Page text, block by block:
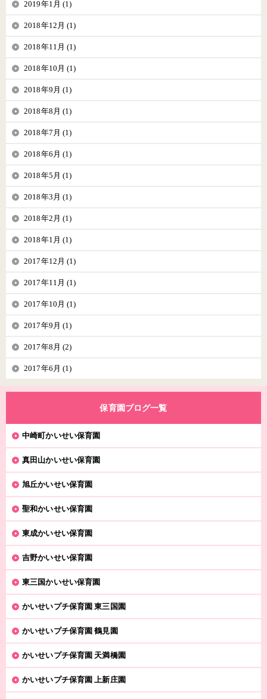
2019年1月 (1)
2018年12月 (1)
2018年11月 (1)
2018年10月 (1)
2018年9月 (1)
2018年8月 (1)
2018年7月 (1)
2018年6月 (1)
2018年5月 (1)
2018年3月 (1)
2018年2月 (1)
2018年1月 (1)
2017年12月 (1)
2017年11月 (1)
2017年10月 (1)
2017年9月 (1)
2017年8月 (2)
2017年6月 (1)
保育園ブログ一覧
中崎町かいせい保育園
真田山かいせい保育園
旭丘かいせい保育園
聖和かいせい保育園
東成かいせい保育園
吉野かいせい保育園
東三国かいせい保育園
かいせいプチ保育園 東三国園
かいせいプチ保育園 鶴見園
かいせいプチ保育園 天満橋園
かいせいプチ保育園 上新庄園